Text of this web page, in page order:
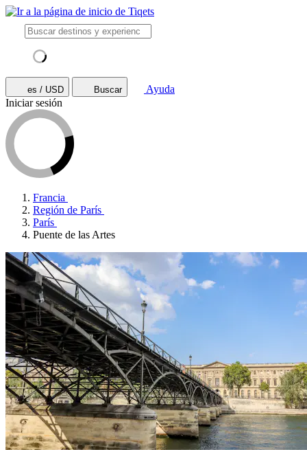
es / USD Buscar
Ayuda
Iniciar sesión
Francia
Región de París
París
Puente de las Artes